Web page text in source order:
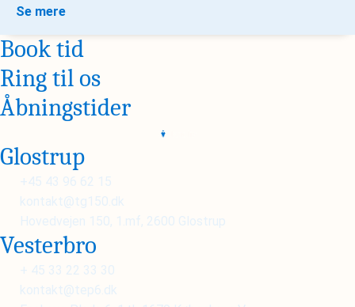
Se mere
Book tid
Ring til os
Åbningstider
Glostrup
+45 43 96 62 15
kontakt@tg150.dk
Hovedvejen 150, 1.mf, 2600 Glostrup
Vesterbro
+ 45 33 22 33 30
kontakt@tep6.dk